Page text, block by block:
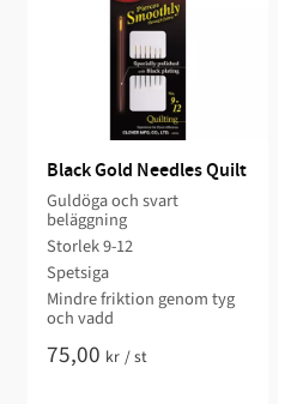
Black Gold Needles Quilt
Guldöga och svart
beläggning
Storlek 9-12
Spetsiga
Mindre friktion genom tyg
och vadd
75,00 kr /st